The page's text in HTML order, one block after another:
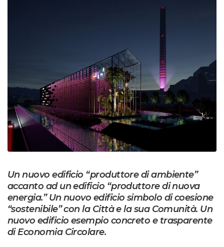
Un nuovo edificio “produttore di ambiente”
accanto ad un edificio “produttore di nuova
energia.” Un nuovo edificio simbolo di coesione
“sostenibile” con la Città e la sua Comunità. Un
nuovo edificio esempio concreto e trasparente
di Economia Circolare.